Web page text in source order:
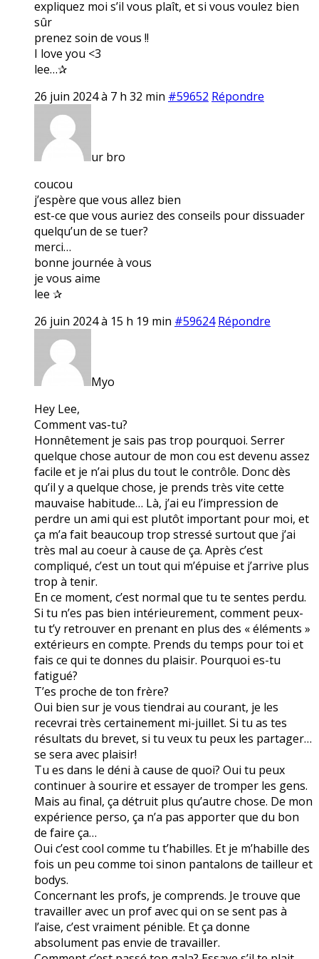
expliquez moi s’il vous plaît, et si vous voulez bien
sûr
prenez soin de vous !!
I love you <3
lee…✰
26 juin 2024 à 7 h 32 min #59652 Répondre
ur bro
coucou
j’espère que vous allez bien
est-ce que vous auriez des conseils pour dissuader
quelqu’un de se tuer?
merci…
bonne journée à vous
je vous aime
lee ✰
26 juin 2024 à 15 h 19 min #59624 Répondre
Myo
Hey Lee,
Comment vas-tu?
Honnêtement je sais pas trop pourquoi. Serrer
quelque chose autour de mon cou est devenu assez
facile et je n’ai plus du tout le contrôle. Donc dès
qu’il y a quelque chose, je prends très vite cette
mauvaise habitude… Là, j’ai eu l’impression de
perdre un ami qui est plutôt important pour moi, et
ça m’a fait beaucoup trop stressé surtout que j’ai
très mal au coeur à cause de ça. Après c’est
compliqué, c’est un tout qui m’épuise et j’arrive plus
trop à tenir.
En ce moment, c’est normal que tu te sentes perdu.
Si tu n’es pas bien intérieurement, comment peux-
tu t’y retrouver en prenant en plus des « éléments »
extérieurs en compte. Prends du temps pour toi et
fais ce qui te donnes du plaisir. Pourquoi es-tu
fatigué?
T’es proche de ton frère?
Oui bien sur je vous tiendrai au courant, je les
recevrai très certainement mi-juillet. Si tu as tes
résultats du brevet, si tu veux tu peux les partager…
se sera avec plaisir!
Tu es dans le déni à cause de quoi? Oui tu peux
continuer à sourire et essayer de tromper les gens.
Mais au final, ça détruit plus qu’autre chose. De mon
expérience perso, ça n’a pas apporter que du bon
de faire ça…
Oui c’est cool comme tu t’habilles. Et je m’habille des
fois un peu comme toi sinon pantalons de tailleur et
bodys.
Concernant les profs, je comprends. Je trouve que
travailler avec un prof avec qui on se sent pas à
l’aise, c’est vraiment pénible. Et ça donne
absolument pas envie de travailler.